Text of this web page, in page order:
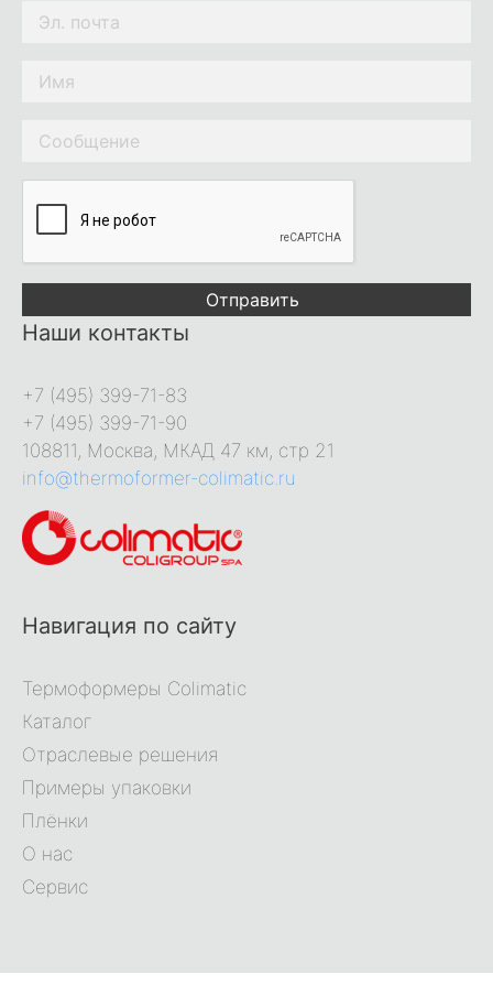
Наши контакты
+7 (495) 399-71-83
+7 (495) 399-71-90
108811, Москва, МКАД 47 км, стр 21
info@thermoformer-colimatic.ru
Навигация по сайту
Термоформеры Colimatic
Каталог
Отраслевые решения
Примеры упаковки
Плёнки
О нас
Сервис
Отправить